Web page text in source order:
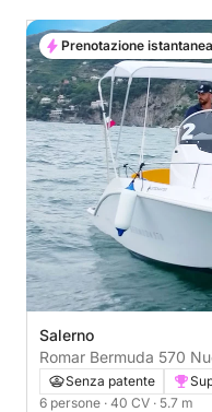
Salerno
Romar Bermuda 570
Senza patente
6 persone · 40 CV · 5.7 m
Prenotazione istantanea